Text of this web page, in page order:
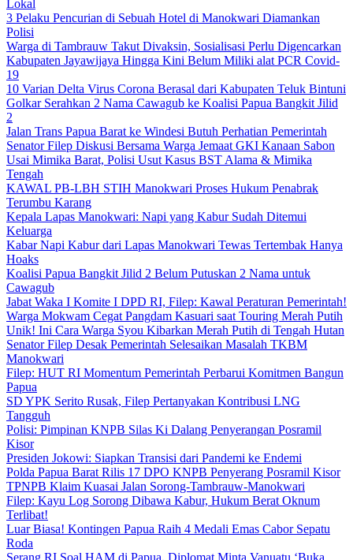
Lokal
3 Pelaku Pencurian di Sebuah Hotel di Manokwari Diamankan
Polisi
Warga di Tambrauw Takut Divaksin, Sosialisasi Perlu Digencarkan
Kabupaten Jayawijaya Hingga Kini Belum Miliki alat PCR Covid-
19
10 Varian Delta Virus Corona Berasal dari Kabupaten Teluk Bintuni
Golkar Serahkan 2 Nama Cawagub ke Koalisi Papua Bangkit Jilid
2
Jalan Trans Papua Barat ke Windesi Butuh Perhatian Pemerintah
Senator Filep Diskusi Bersama Warga Jemaat GKI Kanaan Sabon
Usai Mimika Barat, Polisi Usut Kasus BST Alama & Mimika
Tengah
KAWAL PB-LBH STIH Manokwari Proses Hukum Penabrak
Terumbu Karang
Kepala Lapas Manokwari: Napi yang Kabur Sudah Ditemui
Keluarga
Kabar Napi Kabur dari Lapas Manokwari Tewas Tertembak Hanya
Hoaks
Koalisi Papua Bangkit Jilid 2 Belum Putuskan 2 Nama untuk
Cawagub
Jabat Waka I Komite I DPD RI, Filep: Kawal Peraturan Pemerintah!
Warga Mokwam Cegat Pangdam Kasuari saat Touring Merah Putih
Unik! Ini Cara Warga Syou Kibarkan Merah Putih di Tengah Hutan
Senator Filep Desak Pemerintah Selesaikan Masalah TKBM
Manokwari
Filep: HUT RI Momentum Pemerintah Perbarui Komitmen Bangun
Papua
SD YPK Serito Rusak, Filep Pertanyakan Kontribusi LNG
Tangguh
Polisi: Pimpinan KNPB Silas Ki Dalang Penyerangan Posramil
Kisor
Presiden Jokowi: Siapkan Transisi dari Pandemi ke Endemi
Polda Papua Barat Rilis 17 DPO KNPB Penyerang Posramil Kisor
TPNPB Klaim Kuasai Jalan Sorong-Tambrauw-Manokwari
Filep: Kayu Log Sorong Dibawa Kabur, Hukum Berat Oknum
Terlibat!
Luar Biasa! Kontingen Papua Raih 4 Medali Emas Cabor Sepatu
Roda
Serang RI Soal HAM di Papua, Diplomat Minta Vanuatu ‘Buka